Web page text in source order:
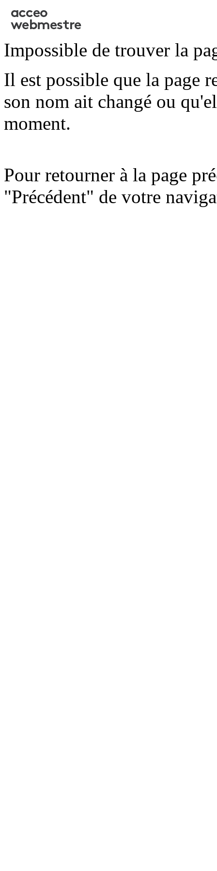
Impossible de trouver la
Il est possible que la page
son nom ait changé ou
moment.
Pour retourner à la page
"Précédent" de votre